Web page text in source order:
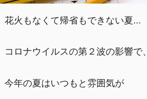
花火もなくて帰省もできない夏...
コロナウイルスの第２波の影響で、
今年の夏はいつもと雰囲気が